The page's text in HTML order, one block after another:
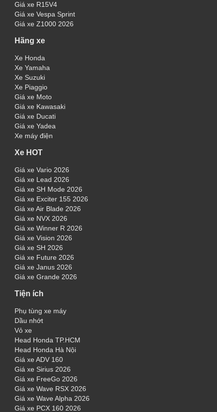
Giá xe R15V4
Giá xe Vespa Sprint
Giá xe Z1000 2026
Hãng xe
Xe Honda
Xe Yamaha
Xe Suzuki
Xe Piaggio
Giá xe Moto
Giá xe Kawasaki
Giá xe Ducati
Giá xe Yadea
Xe máy điện
Xe HOT
Giá xe Vario 2026
Giá xe Lead 2026
Giá xe SH Mode 2026
Giá xe Exciter 155 2026
Giá xe Air Blade 2026
Giá xe NVX 2026
Giá xe Winner R 2026
Giá xe Vision 2026
Giá xe SH 2026
Giá xe Future 2026
Giá xe Janus 2026
Giá xe Grande 2026
Tiện ích
Phụ tùng xe máy
Dầu nhớt
Vỏ xe
Head Honda TP.HCM
Head Honda Hà Nội
Giá xe ADV 160
Giá xe Sirius 2026
Giá xe FreeGo 2026
Giá xe Wave RSX 2026
Giá xe Wave Alpha 2026
Giá xe PCX 160 2026